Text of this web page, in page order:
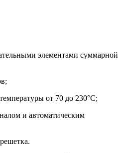
элементами суммарной
от 70 до 230°С;
и автоматическим